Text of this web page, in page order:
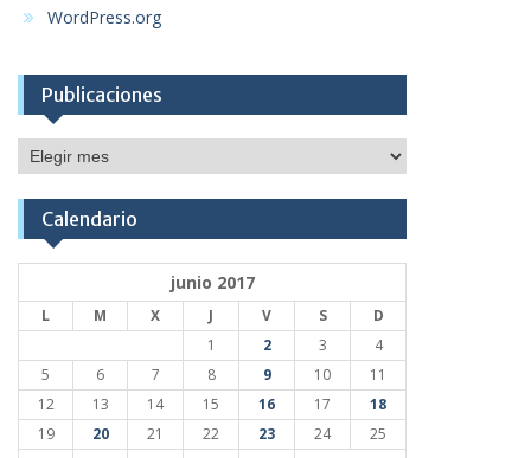
WordPress.org
Publicaciones
Publicaciones
Calendario
junio 2017
L M X J V S
D
1
2 3
4
5
6 7 8 9 10
11
12
13 14 15 16 17
18
19
20 21 22 23 24
25